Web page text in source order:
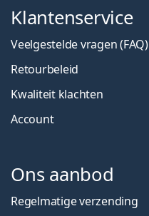
Klantenservice
Veelgestelde vragen (FAQ)
Retourbeleid
Kwaliteit klachten
Account
Ons aanbod
Regelmatige verzending